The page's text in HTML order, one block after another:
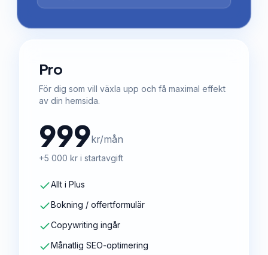
Pro
För dig som vill växla upp och få maximal effekt
av din hemsida.
999kr/mån
+5 000 kr i startavgift
Allt i Plus
Bokning / offertformulär
Copywriting ingår
Månatlig SEO-optimering